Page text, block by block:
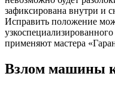
зафиксирована внутри и
Исправить положение
применяют мастера
Взлом машины